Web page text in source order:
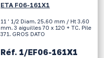
ETA F06-161X1
11 ’ 1/2 Diam. 25.60 mm / Ht 3.60
mm. 3 aiguilles 70 x 120 + TC. Pile
371. GROS DATO
Réf. 1/EF06-161X1